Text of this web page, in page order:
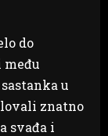
do
među
u
znatno
svađa i